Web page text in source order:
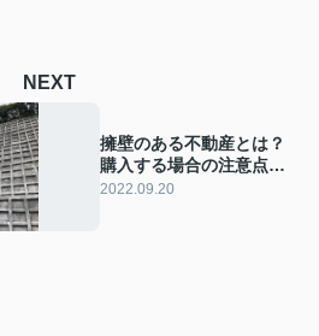
NEXT
擁壁のある不動産とは？
購入する場合の注意点も
あわせてご紹介！
2022.09.20